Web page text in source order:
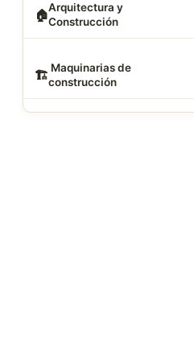
🏠Arquitectura y
Construcción
🏗 ️ Maquinarias de
construcción